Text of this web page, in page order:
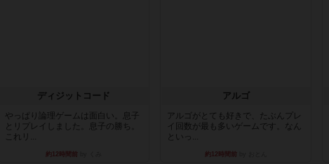
ディジットコード
やっぱり論理ゲームは面白い。息子
とリプレイしました。息子の勝ち。
これリ...
約12時間前
アルゴ
アルゴがとても好きで、たぶんプレ
イ回数が最も多いゲームです。なん
といっ...
約12時間前